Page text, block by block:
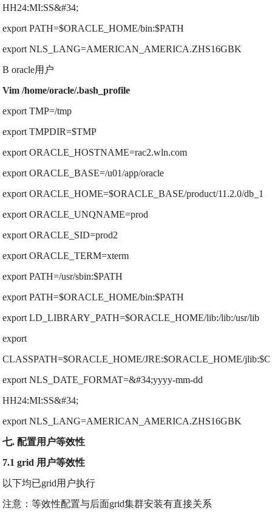
HH24:MI:SS&#34;
export PATH=$ORACLE_HOME/bin:$PATH
export NLS_LANG=AMERICAN_AMERICA.ZHS16GBK
B oracle用户
Vim /home/oracle/.bash_profile
export TMP=/tmp
export TMPDIR=$TMP
export ORACLE_HOSTNAME=rac2.wln.com
export ORACLE_BASE=/u01/app/oracle
export ORACLE_HOME=$ORACLE_BASE/product/11.2.0/db_1
export ORACLE_UNQNAME=prod
export ORACLE_SID=prod2
export ORACLE_TERM=xterm
export PATH=/usr/sbin:$PATH
export PATH=$ORACLE_HOME/bin:$PATH
export LD_LIBRARY_PATH=$ORACLE_HOME/lib:/lib:/usr/lib
export
CLASSPATH=$ORACLE_HOME/JRE:$ORACLE_HOME/
export NLS_DATE_FORMAT=&#34;yyyy-mm-dd
HH24:MI:SS&#34;
export NLS_LANG=AMERICAN_AMERICA.ZHS16GBK
七. 配置用户等效性
7.1 grid 用户等效性
以下均已grid用户执行
注意：等效性配置与后面grid集群安装有直接关系